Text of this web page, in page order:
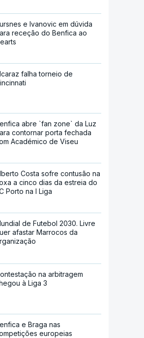
e Ivanovic em dúvida
receção do Benfica ao
falha torneio de
abre `fan zone` da Luz
contornar porta fechada
Académico de Viseu
Costa sofre contusão na
a cinco dias da estreia do
Porto na I Liga
de Futebol 2030. Livre
afastar Marrocos da
na arbitragem
à Liga 3
e Braga nas
europeias